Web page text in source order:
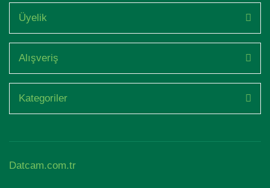
Üyelik
Alışveriş
Kategoriler
Datcam.com.tr